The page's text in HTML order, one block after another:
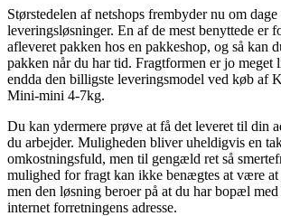
Størstedelen af netshops frembyder nu om dage
leveringsløsninger. En af de mest benyttede er
afleveret pakken hos en pakkeshop, og så kan
pakken når du har tid. Fragtformen er jo meget
endda den billigste leveringsmodel ved køb af
Mini-mini 4-7kg.
Du kan ydermere prøve at få det leveret til din
du arbejder. Muligheden bliver uheldigvis en
omkostningsfuld, men til gengæld ret så
mulighed for fragt kan ikke benægtes at være at
men den løsning beroer på at du har bopæl
internet forretningens adresse.